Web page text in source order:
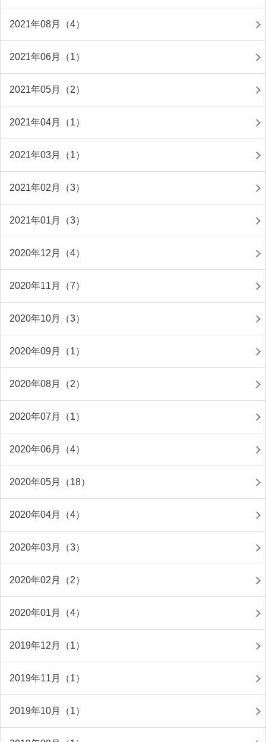
2021年08月（4）
2021年06月（1）
2021年05月（2）
2021年04月（1）
2021年03月（1）
2021年02月（3）
2021年01月（3）
2020年12月（4）
2020年11月（7）
2020年10月（3）
2020年09月（1）
2020年08月（2）
2020年07月（1）
2020年06月（4）
2020年05月（18）
2020年04月（4）
2020年03月（3）
2020年02月（2）
2020年01月（4）
2019年12月（1）
2019年11月（1）
2019年10月（1）